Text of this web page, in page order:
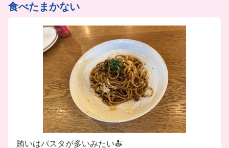
食べたまかない
賄いはパスタが多いみたい🍝